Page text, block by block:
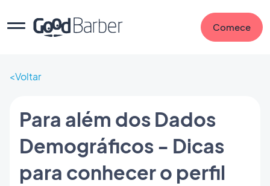
Comece
Voltar
Para além dos Dados
Demográficos - Dicas
para conhecer o perfil